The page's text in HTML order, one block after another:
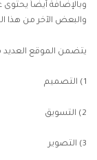
وبالإضافة أيضاً يحتوى
والبعض الآخر من هذا
يتضمن الموقع العديد
1) التصميم
2) التسويق
3) التصوير